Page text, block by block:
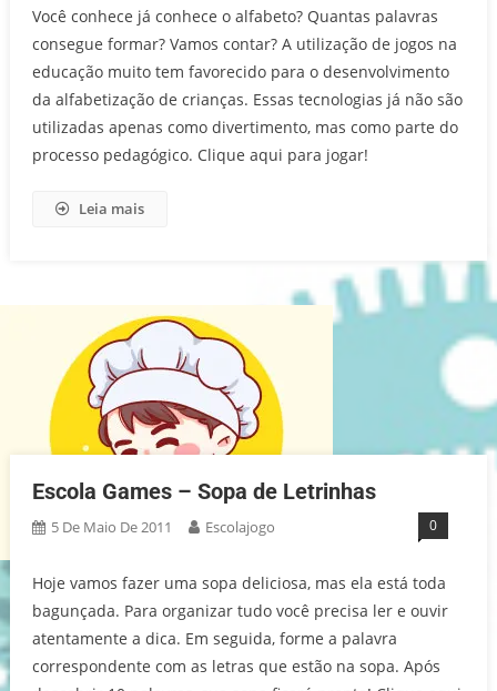
Você conhece já conhece o alfabeto? Quantas palavras
consegue formar? Vamos contar? A utilização de jogos na
educação muito tem favorecido para o desenvolvimento
da alfabetização de crianças. Essas tecnologias já não são
utilizadas apenas como divertimento, mas como parte do
processo pedagógico. Clique aqui para jogar!
Leia mais
Escola Games – Sopa de Letrinhas
5 De Maio De 2011 Escolajogo 0
Hoje vamos fazer uma sopa deliciosa, mas ela está toda
bagunçada. Para organizar tudo você precisa ler e ouvir
atentamente a dica. Em seguida, forme a palavra
correspondente com as letras que estão na sopa. Após